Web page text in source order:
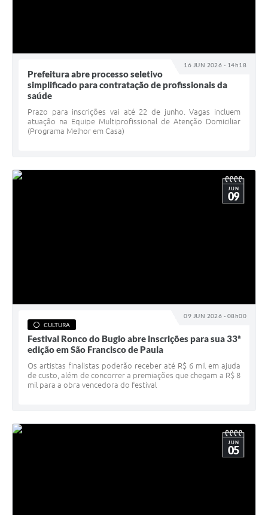
16 JUN 2026 - 14h18
Prefeitura abre processo seletivo
simplificado para contratação de profissionais da
saúde
Prazo para inscrições vai até 22 de junho. Vagas incluem
atuação na Equipe Multiprofissional de Atenção Domiciliar
(Programa Melhor em Casa)
09 JUN 2026 - 08h00
JUN
09
CULTURA
Festival Ronco do Bugio abre inscrições para sua 33ª
edição em São Francisco de Paula
Os artistas finalistas poderão receber até R$ 6 mil em ajuda
de custo, além de concorrer a premiações que chegam a R$ 8
mil para a obra vencedora do festival
JUN
05